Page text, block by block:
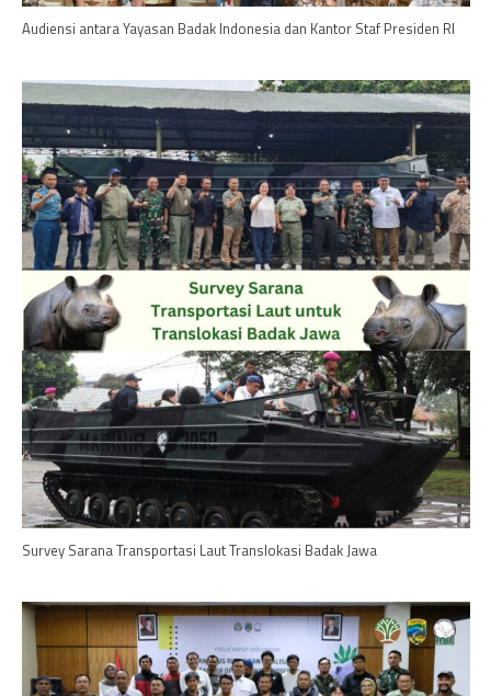
Audiensi antara Yayasan Badak Indonesia dan Kantor Staf Presiden RI
Survey Sarana Transportasi Laut Translokasi Badak Jawa